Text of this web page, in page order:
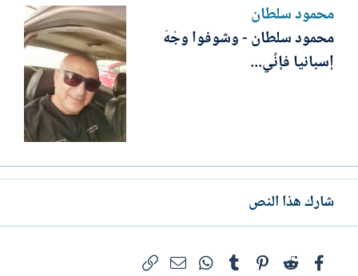
محمود سلطان
محمود سلطان - وشوفوا وجْهَ
إسبانيا فإنِّي...
شارك هذا النص
فيسبوكReddit
Pinterest
Tumblr
WhatsAppالبريد الإلكتروني